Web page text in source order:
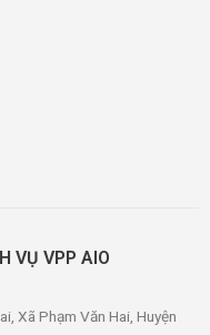
VỤ VPP AIO
Xã Phạm Văn Hai, Huyện